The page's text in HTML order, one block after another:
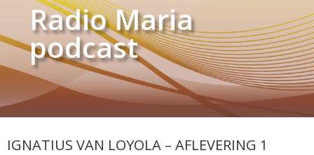
Radio Maria
podcast
IGNATIUS VAN LOYOLA – AFLEVERING 1